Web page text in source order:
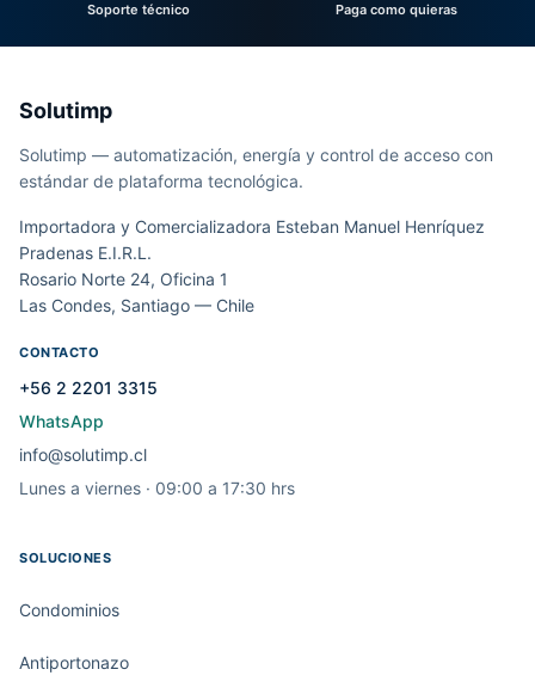
Soporte técnico Paga como quieras
Solutimp
Solutimp — automatización, energía y control de acceso con
estándar de plataforma tecnológica.
Importadora y Comercializadora Esteban Manuel Henríquez
Pradenas E.I.R.L.
Rosario Norte 24, Oficina 1
Las Condes, Santiago — Chile
CONTACTO
+56 2 2201 3315
WhatsApp
info@solutimp.cl
Lunes a viernes · 09:00 a 17:30 hrs
SOLUCIONES
Condominios
Antiportonazo